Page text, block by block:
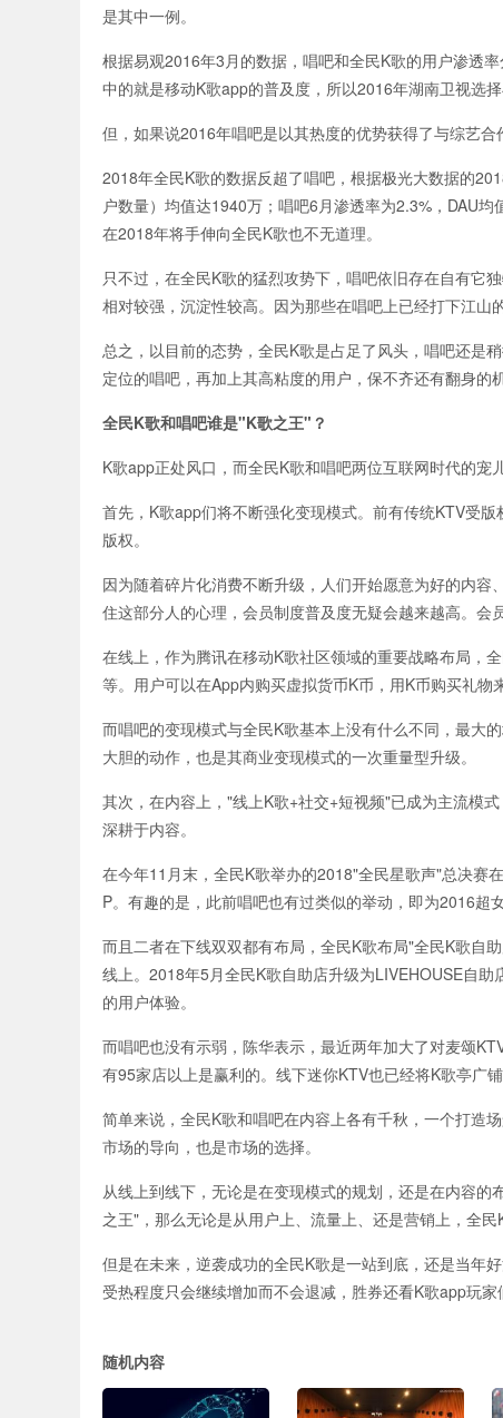
是其中一例。
根据易观2016年3月的数据，唱吧和全民K歌的用户渗透
中的就是移动K歌app的普及度，所以2016年湖南卫视选择
但，如果说2016年唱吧是以其热度的优势获得了与综艺合
2018年全民K歌的数据反超了唱吧，根据极光大数据的
户数量）均值达1940万；唱吧6月渗透率为2.3%，DAU
在2018年将手伸向全民K歌也不无道理。
只不过，在全民K歌的猛烈攻势下，唱吧依旧存在自有它
相对较强，沉淀性较高。因为那些在唱吧上已经打下江山
总之，以目前的态势，全民K歌是占足了风头，唱吧还是
定位的唱吧，再加上其高粘度的用户，保不齐还有翻身的机
全民K歌和唱吧谁是"K歌之王"？
K歌app正处风口，而全民K歌和唱吧两位互联网时代的宠
首先，K歌app们将不断强化变现模式。前有传统KTV受
版权。
因为随着碎片化消费不断升级，人们开始愿意为好的内
住这部分人的心理，会员制度普及度无疑会越来越高。会
在线上，作为腾讯在移动K歌社区领域的重要战略布局，
等。用户可以在App内购买虚拟货币K币，用K币购买礼物
而唱吧的变现模式与全民K歌基本上没有什么不同，最大
大胆的动作，也是其商业变现模式的一次重量型升级。
其次，在内容上，"线上K歌+社交+短视频"已成为主流模
深耕于内容。
在今年11月末，全民K歌举办的2018"全民星歌声"总决赛
P。有趣的是，此前唱吧也有过类似的举动，即为2016超
而且二者在下线双双都有布局，全民K歌布局"全民K歌自
线上。2018年5月全民K歌自助店升级为LIVEHOUSE自
的用户体验。
而唱吧也没有示弱，陈华表示，最近两年加大了对麦颂
有95家店以上是赢利的。线下迷你KTV也已经将K歌亭广
简单来说，全民K歌和唱吧在内容上各有千秋，一个打造
市场的导向，也是市场的选择。
从线上到线下，无论是在变现模式的规划，还是在内容
之王"，那么无论是从用户上、流量上、还是营销上，全民
但是在未来，逆袭成功的全民K歌是一站到底，还是当年
受热程度只会继续增加而不会退减，胜券还看K歌app玩家
随机内容